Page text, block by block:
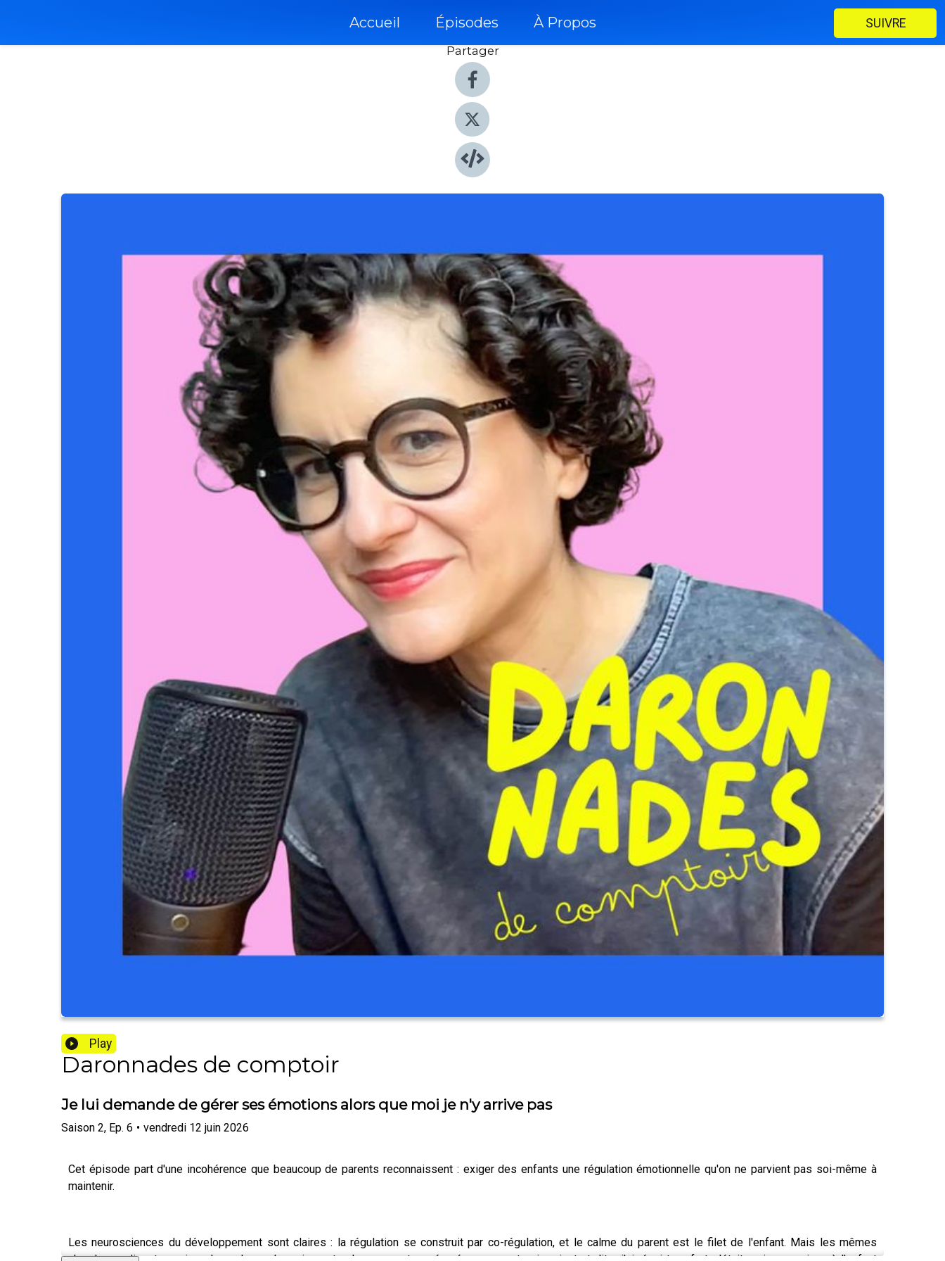
Accueil Épisodes À Propos
SUIVRE
Partager
Play
Daronnades de comptoir
Je lui demande de gérer ses émotions alors que moi je n'y arrive pas
Saison 2, Ep. 6 • vendredi 12 juin 2026
Cet épisode part d'une incohérence que beaucoup de parents reconnaissent : exiger des enfants une régulation émotionnelle qu'on ne parvient pas soi-même à
maintenir.
Les neurosciences du développement sont claires : la régulation se construit par co-régulation, et le calme du parent est le filet de l'enfant. Mais les mêmes